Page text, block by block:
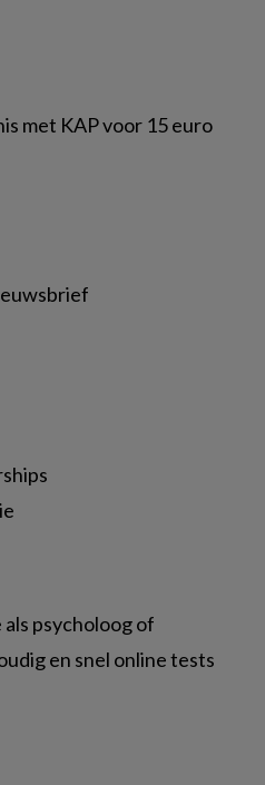
met KAP voor 15 euro
psycholoog of
en snel online tests